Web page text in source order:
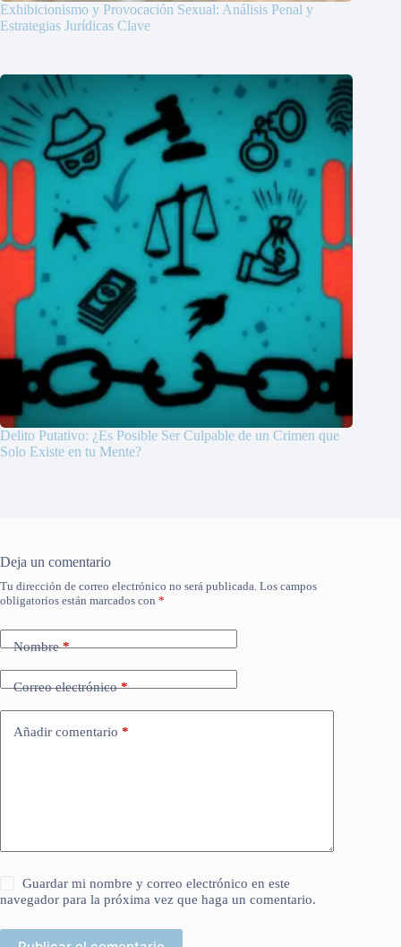
Exhibicionismo y Provocación Sexual: Análisis Penal y
Estrategias Jurídicas Clave
Delito Putativo: ¿Es Posible Ser Culpable de un Crimen que
Solo Existe en tu Mente?
Deja un comentario
Tu dirección de correo electrónico no será publicada. Los campos
obligatorios están marcados con *
Nombre*
Correo electrónico*
Añadir comentario *
Guardar mi nombre y correo electrónico en este
navegador para la próxima vez que haga un comentario.